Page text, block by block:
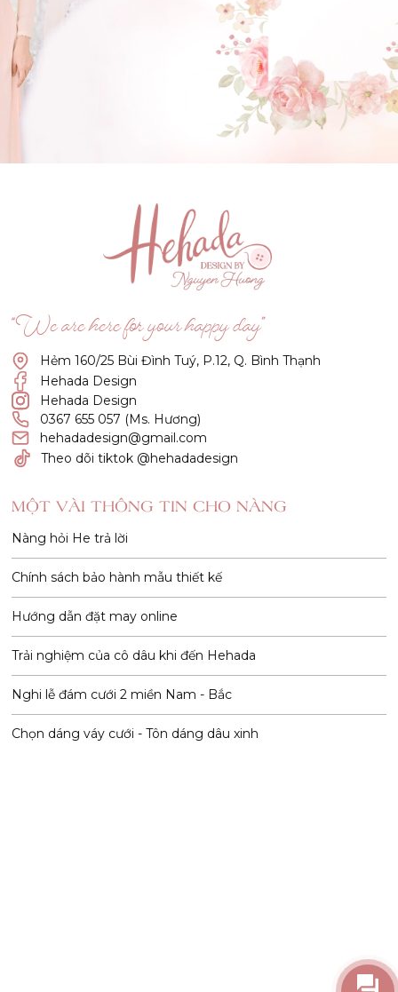
GẬT ĐẦU NHÉ NÀNG !
(Click vào đây để He và Nàng có 1 cuộc hẹn nà)
“We are here for your happy day”
Hẻm 160/25 Bùi Đình Tuý, P.12, Q. Bình Thạnh
Hehada Design
Hehada Design
0367 655 057 (Ms. Hương)
hehadadesign@gmail.com
Theo dõi tiktok @hehadadesign
MỘT VÀI THÔNG TIN CHO NÀNG
Nàng hỏi He trả lời
Chính sách bảo hành mẫu thiết kế
Hướng dẫn đặt may online
Trải nghiệm của cô dâu khi đến Hehada
Nghi lễ đám cưới 2 miền Nam - Bắc
Chọn dáng váy cưới - Tôn dáng dâu xinh